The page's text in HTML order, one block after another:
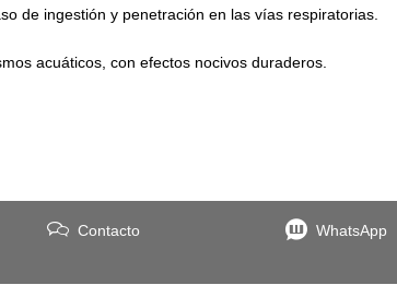
de ingestión y penetración en las vías respiratorias.
acuáticos, con efectos nocivos duraderos.
Contacto WhatsApp